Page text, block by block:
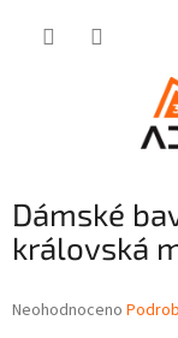
Dámské
královská
Průměrné
Neohodnoceno